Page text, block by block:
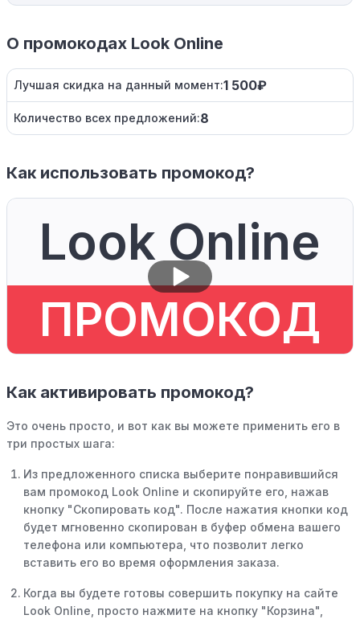
О промокодах Look Online
Лучшая скидка на данный момент:1 500₽
Количество всех предложений:8
Как использовать промокод?
Look Online
ПРОМОКОД
Как активировать промокод?
Это очень просто, и вот как вы можете применить его в
три простых шага:
Из предложенного списка выберите понравившийся
вам промокод Look Online и скопируйте его, нажав
кнопку "Скопировать код". После нажатия кнопки код
будет мгновенно скопирован в буфер обмена вашего
телефона или компьютера, что позволит легко
вставить его во время оформления заказа.
Когда вы будете готовы совершить покупку на сайте
Look Online, просто нажмите на кнопку "Корзина",